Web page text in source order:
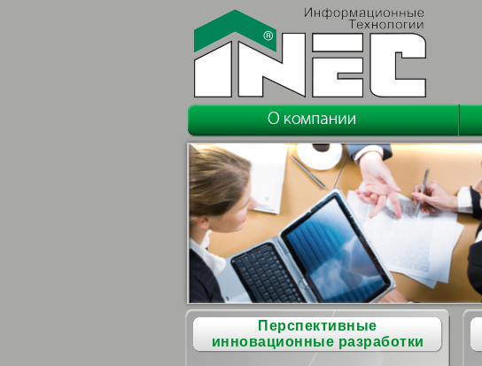
Перспективные
инновационные разработки